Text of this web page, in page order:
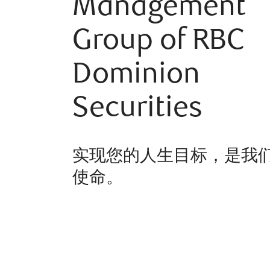
Management
Group of RBC
Dominion
Securities
实现您的人生目标，是我
使命。